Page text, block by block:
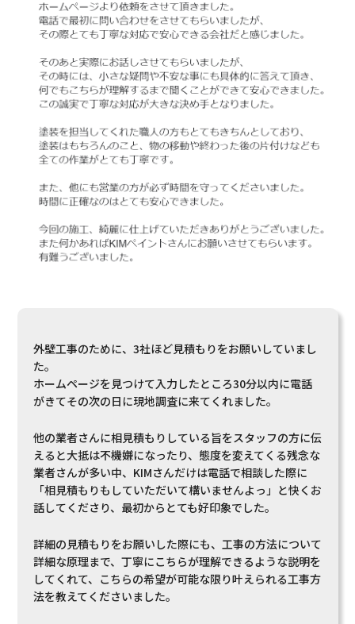
外壁工事のために、3社ほど見積もりをお願いしていまし
た。
ホームページを見つけて入力したところ30分以内に電話
がきてその次の日に現地調査に来てくれました。
他の業者さんに相見積もりしている旨をスタッフの方に伝
えると大抵は不機嫌になったり、態度を変えてくる残念な
業者さんが多い中、KIMさんだけは電話で相談した際に
「相見積もりもしていただいて構いませんよっ」と快くお
話してくださり、最初からとても好印象でした。
詳細の見積もりをお願いした際にも、工事の方法について
詳細な原理まで、丁寧にこちらが理解できるような説明を
してくれて、こちらの希望が可能な限り叶えられる工事方
法を教えてくださいました。